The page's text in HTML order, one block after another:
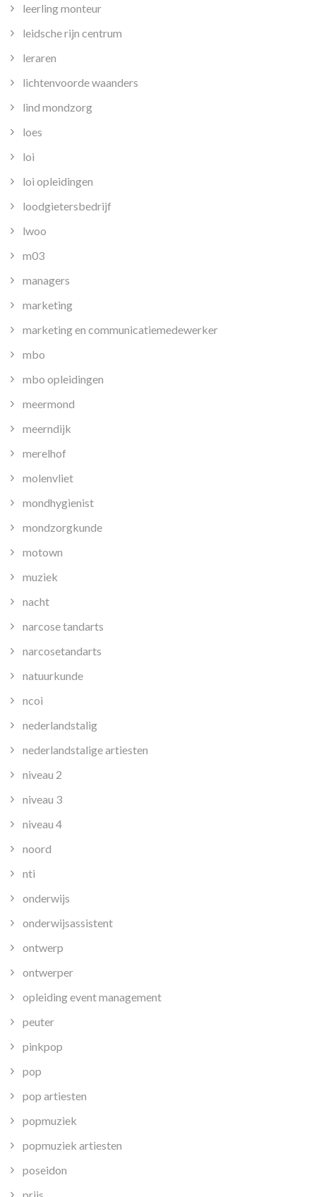
leerling monteur
leidsche rijn centrum
leraren
lichtenvoorde waanders
lind mondzorg
loes
loi
loi opleidingen
loodgietersbedrijf
lwoo
m03
managers
marketing
marketing en communicatiemedewerker
mbo
mbo opleidingen
meermond
meerndijk
merelhof
molenvliet
mondhygienist
mondzorgkunde
motown
muziek
nacht
narcose tandarts
narcosetandarts
natuurkunde
ncoi
nederlandstalig
nederlandstalige artiesten
niveau 2
niveau 3
niveau 4
noord
nti
onderwijs
onderwijsassistent
ontwerp
ontwerper
opleiding event management
peuter
pinkpop
pop
pop artiesten
popmuziek
popmuziek artiesten
poseidon